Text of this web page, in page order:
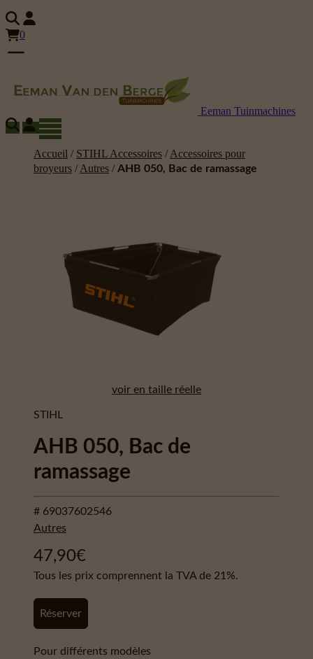
0
Eeman Tuinmachines
Accueil / STIHL Accessoires / Accessoires pour
broyeurs / Autres / AHB 050, Bac de ramassage
voir en taille réelle
STIHL
AHB 050, Bac de
ramassage
# 69037602546
Autres
47,90€
Tous les prix comprennent la TVA de 21%.
Réserver
Pour différents modèles